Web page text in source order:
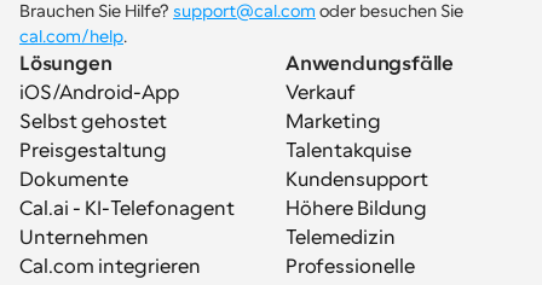
Brauchen Sie Hilfe? support@cal.com
cal.com/help.
Lösungen
iOS/Android-App
Selbst gehostet
Preisgestaltung
Dokumente
Cal.ai - KI-Telefonagent
Unternehmen
Cal.com integrieren
Anwendungsfälle
Verkauf
Marketing
Talentakquise
Kundensupport
Höhere Bildung
Telemedizin
Professionelle